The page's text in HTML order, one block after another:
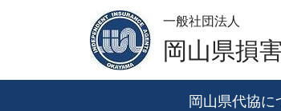
一般社団法人
岡山県損
岡山県代協に